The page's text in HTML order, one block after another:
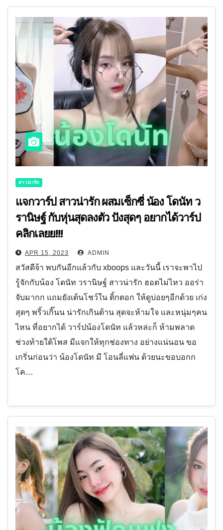
สาวน่ารัก
แจกวาร์ป สาวน่ารัก ผสมเซ็กซี่ น้อง โดนัท ว
รานิษฐ์ กับหุ่นสุดลงตัว ปังสุดๆ อยากได้วาร์ป
คลิกเลยย!!!
APR 15, 2023 ADMIN
สวัสดีจ้า พบกันอีกแล้วกับ xboops และวันนี้ เราจะพาไป
รู้จักกับน้อง โดนัท วรานิษฐ์ สาวน่ารัก ฮอตไม่ไหว ออร่า
จับมากก แถมยังเต้นโชว์ใน ติ้กตอก ให้ดูบ่อยๆอีกด้วย เก่ง
สุดๆ พริ้วเกิ๊นน น่ารักเกินต้าน สุดจะห้ามใจ และหนุ่มๆคน
ไหน ที่อยากได้ วาร์ปน้องโดนัท แล้วหล่ะก็ ห้ามพลาด
ช่วงท้ายใต้โพส มีแจกให้ทุกช่องทาง อย่างแน่นอน ขอ
เกริ่นก่อนว่า น้องโดนัท มี โอนลี่แฟน ด้วยนะขอบอกก
โค…